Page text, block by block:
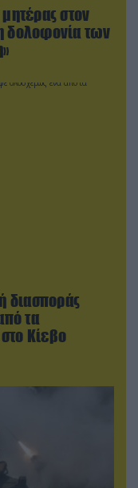
στον
δολοφονία των
διασποράς
τα
Κίεβο